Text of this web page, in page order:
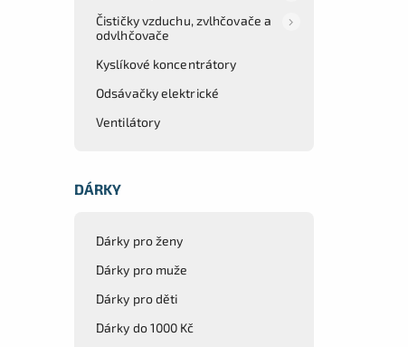
Čističky vzduchu, zvlhčovače a
odvlhčovače
Kyslíkové koncentrátory
Odsávačky elektrické
Ventilátory
DÁRKY
Dárky pro ženy
Dárky pro muže
Dárky pro děti
Dárky do 1000 Kč